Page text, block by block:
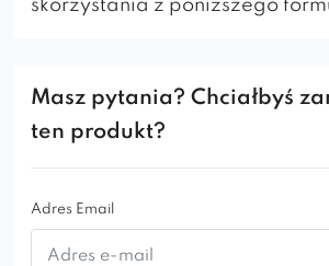
preferencji.
Drewniane nogi stanowią ważny
elegancji.
Fotel stanowi element
skorzystania z poniższego
Masz pytania? Chciałbyś
ten produkt?
Adres Email